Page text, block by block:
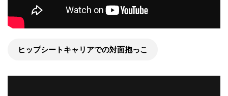
ヒップシートキャリアでの対面抱っこ